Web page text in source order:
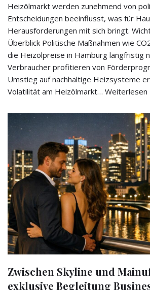
Heizölmarkt werden zunehmend von
Entscheidungen beeinflusst, was für
Herausforderungen mit sich bringt.
Überblick Politische Maßnahmen wie
die Heizölpreise in Hamburg langfristig
Verbraucher profitieren von
Umstieg auf nachhaltige Heizsysteme
Volatilität am Heizölmarkt… Weiterlesen
Zwischen Skyline und
exklusive Begleitung